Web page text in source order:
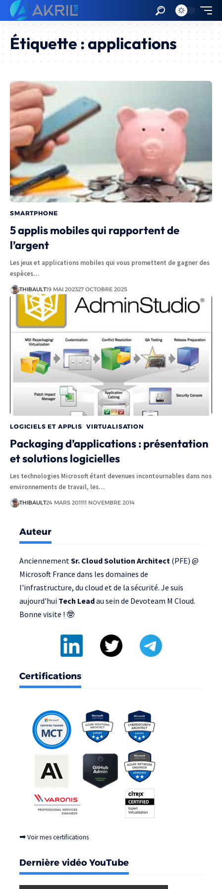
Étiquette :applications
SMARTPHONE
5 applis mobiles qui rapportent de
l’argent
Les jeux et applications mobiles qui vous promettent de gagner des
espèces…
THIBAULT19 MAI 202327 OCTOBRE 2025
LOGICIELS ET APPLIS VIRTUALISATION
Packaging d’applications : présentation
et solutions logicielles
Les technologies Microsoft étant devenues incontournables dans nos
environnements de travail, les…
THIBAULT24 MARS 201111 NOVEMBRE 2014
Auteur
Anciennement Sr. Cloud Solution Architect (PFE) @
Microsoft France dans les domaines de
l'infrastructure, du cloud et de la sécurité. Je suis
aujourd'hui Tech Leadau sein de Devoteam M Cloud.
Bonne visite ! 🤓
Certifications
➡Voir mes certifications
Dernière vidéo YouTube